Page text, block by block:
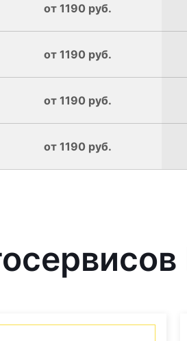
от 1190 руб.
от 1190 руб.
от 1190 руб.
от 1190 руб.